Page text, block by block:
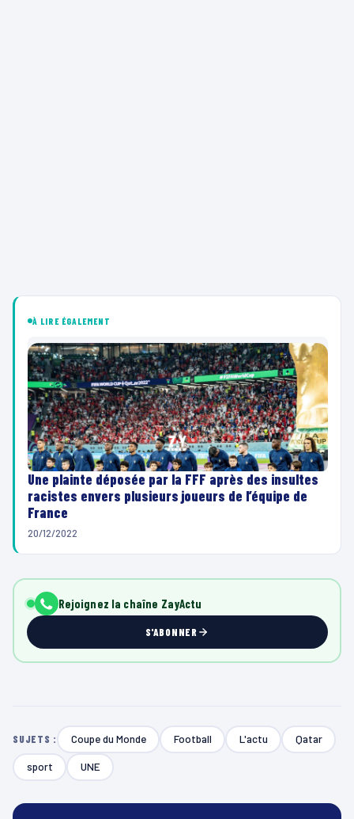
À LIRE ÉGALEMENT
Une plainte déposée par la FFF après des insultes
racistes envers plusieurs joueurs de l’équipe de
France
20/12/2022
Rejoignez la chaîne ZayActu
S'ABONNER
SUJETS : Coupe du Monde Football L'actu Qatar
sport UNE